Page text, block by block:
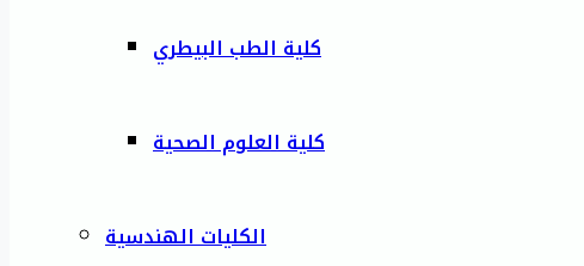
كلية الطب البيطري
كلية العلوم الصحية
الكليات الهندسية